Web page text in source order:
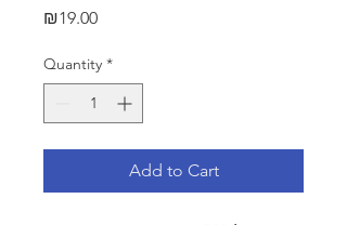
₪19.00Price
Quantity *
Add to Cart